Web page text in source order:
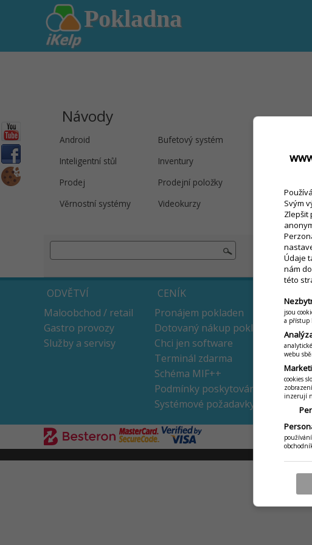
Pokladna
Návody
Android Bufetový systém
Inteligentní stůl
Inventury Jídelní lístek
Prodej
Prodejní položky
Věrnostní systémy
Videokurzy
DameJidlo.cz
ODVĚTVÍ
Maloobchod / retail
Gastro provozy
Služby a servisy
CENÍK
Pronájem pokladen
Dotovaný nákup pokladen
Chci jen software
Terminál zdarma
Schéma MIF++
Podmínky poskytování
Systémové požadavky
Svým
Zlepšit
Údaje
nám
této
jsou
a přístup
webu
cookies
inzerují